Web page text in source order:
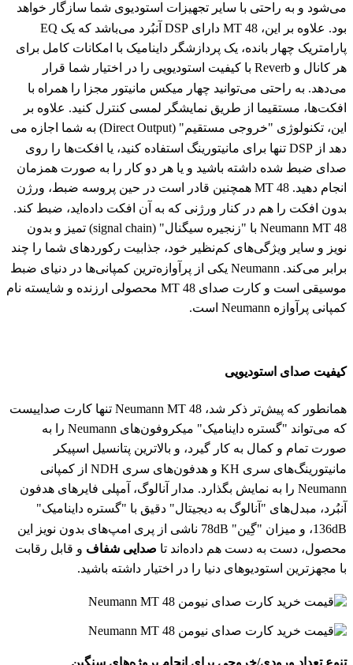
می‌شود و به راحتی با سایر تجهیزات استودیوی شما سازگار خواهد
بود. علاوه بر این، MT 48 دارای DSP آنبُرد می‌باشد که یک EQ
پارامتریک چهار بانده، یک پردازشگر داینامیک با امکانات کامل برای
هر کانال و Reverb با کیفیت استودیویی را در اختیار شما قرار
می‌دهد. به راحتی می‌توانید چهار میکس مانیتور مجزا را همراه با
افکت‌ها، مستقیما از طریق نمایشگر لمسی کنترل کنید. علاوه بر
این، تکنولوژی "خروجی مستقیم" (Direct Output) به شما اجازه می
دهد از DSP تنها برای مانیتورینگ استفاده کنید، یا افکت‌ها را روی
صدای ضبط شده داشته باشید و یا هر دو کار را به صورت همزمان
انجام دهید. MT 48 همچنین قادر است در حین پروسه ضبط، ورژن
بدون افکت را هم در کنار ورژنی که به آن افکت داده‌اید، ضبط کند.
Neumann MT 48 با "زنجیره سیگنال" (signal chain) تمیز و بدون
نویز و سایر ویژگی‌های کم‌نظیر خود، جذابیت رکورد‌های شما را چند
برابر می‌کند. Neumann یکی از پرآوازه‌ترین کمپانی‌ها در دنیای ضبط
موسیقی است و کارت صدای MT 48 محصولی ارزنده و شایسته نام
کمپانی پرآوازه Neumann است.
کیفیت صدای استودیویی
همانطور که پیش‌تر ذکر شد، Neumann MT 48 تنها کارت صداییست
که می‌تواند "گستره داینامیک" میکروفون‌های Neumann را به
صورت تمام و کمال به کار گیرد، و بالاترین پتانسیل اسپیکر
مانیتورینگ‌های سری KH و هدفون‌های سری NDH از کمپانی
Neumann را به نمایش بگذارد. مدار آنالوگ، آمپلی فایر‌های هدفون
آنبُرد، مبدل‌های "آنالوگ به دیجیتال" دقیق با "گستره داینامیک"
136dB، و میزان "گِین" 78dB ناشی از پری امپ‌های بدون نویز این
محصول، دست به دست هم داده‌اند تا صدایی شفاف و قابل رقابت
با مجهزترین استودیوهای دنیا را در اختیار داشته باشید.
تنوع تعداد ورودی/خروجی برای انجام پروژه‌های سنگین